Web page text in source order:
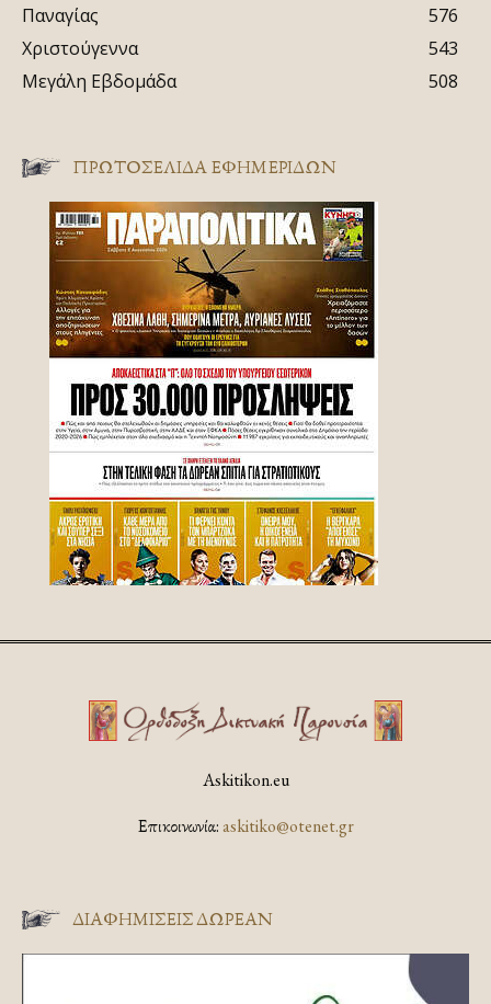
Παναγίας
576
Χριστούγεννα
543
Μεγάλη Εβδομάδα
508
ΠΡΩΤΟΣΈΛΙΔΑ ΕΦΗΜΕΡΊΔΩΝ
Askitikon.eu
Επικοινωνία:askitiko@otenet.gr
ΔΙΑΦΗΜΊΣΕΙΣ ΔΩΡΕΆΝ